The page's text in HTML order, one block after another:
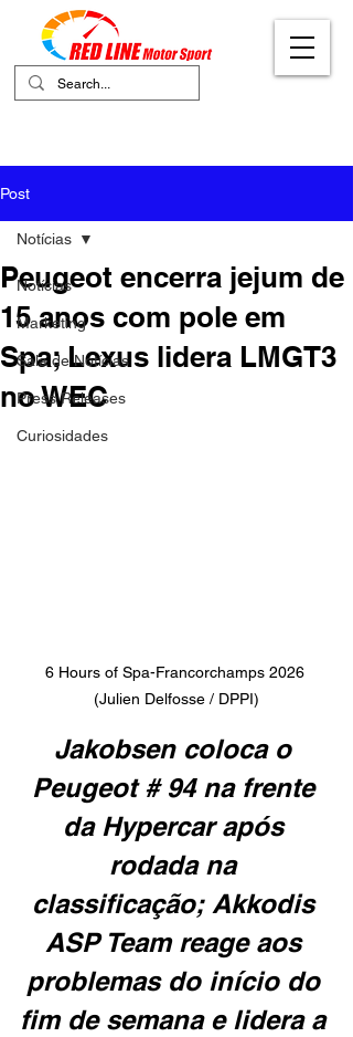
Post
Notícias
Marketing
Sala de Notícias
Press Releases
Curiosidades
Notícias
Peugeot encerra jejum de
15 anos com pole em
Spa; Lexus lidera LMGT3
no WEC
6 Hours of Spa-Francorchamps 2026
(Julien Delfosse / DPPI)
Jakobsen coloca o
Peugeot # 94 na frente
da Hypercar após
rodada na
classificação; Akkodis
ASP Team reage aos
problemas do início do
fim de semana e lidera a